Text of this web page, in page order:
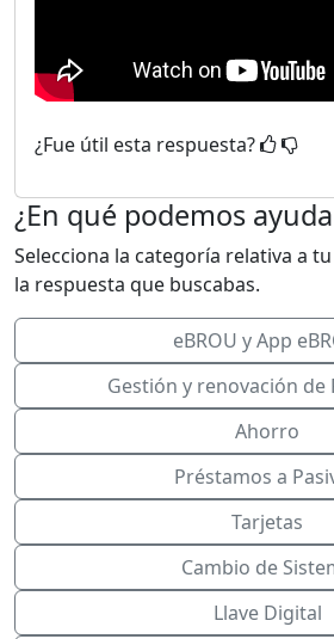
¿Fue útil esta respuesta?
¿En qué podemos
Selecciona la categoría relativa a
la respuesta que buscabas.
eBROU y App
Gestión y renovación de
Ahorro
Préstamos a
Tarjetas
Cambio de
Llave Digital